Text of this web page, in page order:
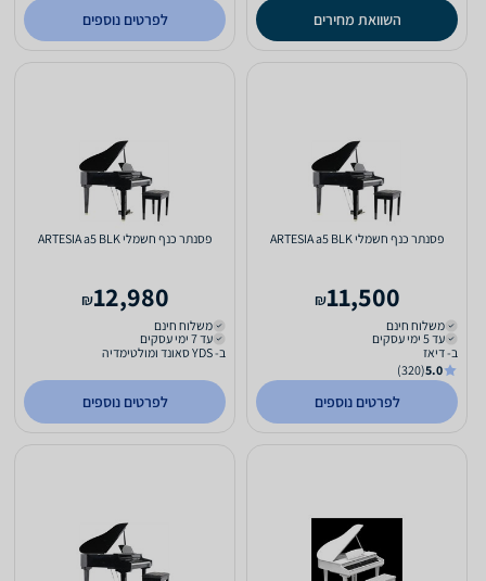
השוואת מחירים לפרטים נוספים
פסנתר כנף חשמלי ARTESIA a5 BLK
11,500
₪
משלוח חינם
עד 5 ימי עסקים
ב- דיאז
5.0
(320)
לפרטים נוספים
פסנתר כנף חשמלי ARTESIA a5 BLK
12,980
₪
משלוח חינם
עד 7 ימי עסקים
ב- YDS סאונד ומולטימדיה
לפרטים נוספים